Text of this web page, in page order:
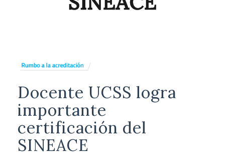
Docente UCSS logra
importante
certificación del
SINEACE